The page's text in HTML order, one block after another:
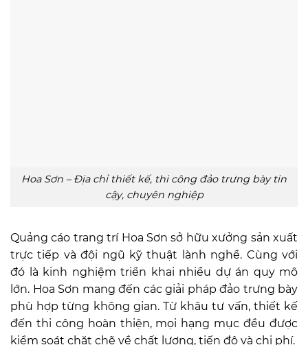
Hoa Sơn – Địa chỉ thiết kế, thi công đảo trưng bày tin
cậy, chuyên nghiệp
Quảng cáo trang trí Hoa Sơn sở hữu xưởng sản xuất
trực tiếp và đội ngũ kỹ thuật lành nghề. Cùng với
đó là kinh nghiệm triển khai nhiều dự án quy mô
lớn. Hoa Sơn mang đến các giải pháp đảo trưng bày
phù hợp từng không gian. Từ khâu tư vấn, thiết kế
đến thi công hoàn thiện, mọi hạng mục đều được
kiểm soát chặt chẽ về chất lượng, tiến độ và chi phí.